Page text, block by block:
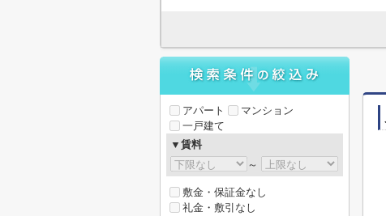
アパート
マンション
一戸建て
▼賃料
～
敷金・保証金なし
礼金・敷引なし